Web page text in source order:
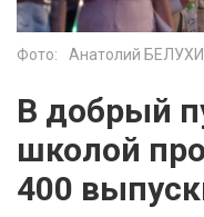
Фото: Анатолий
В добрый
школой
400